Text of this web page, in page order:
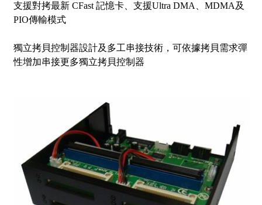
支援對拷最新 CFast 記憶卡、支援Ultra DMA、MDMA及
PIO傳輸模式
獨立拷貝控制器設計及多工串接技術，可依據拷貝需求彈
性增加串接更多獨立拷貝控制器